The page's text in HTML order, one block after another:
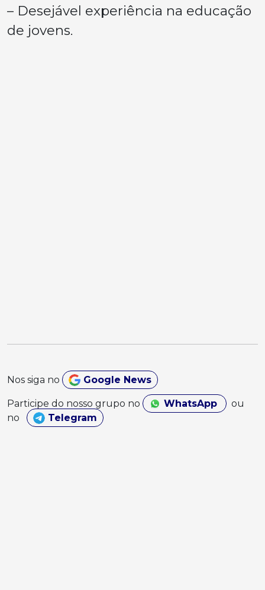
– Desejável experiência na educação
de jovens.
Nos siga no Google News
Participe do nosso grupo no WhatsApp
ou
no
Telegram